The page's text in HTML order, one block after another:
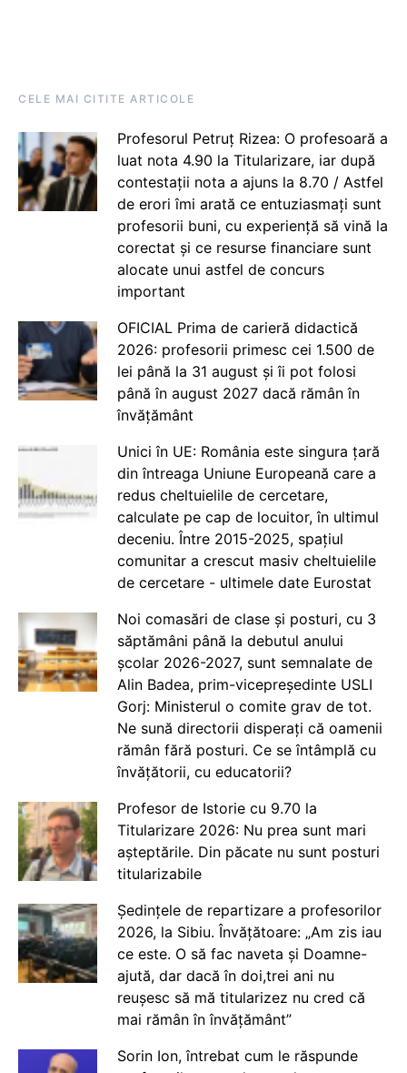
CELE MAI CITITE ARTICOLE
Profesorul Petruț Rizea: O profesoară a
luat nota 4.90 la Titularizare, iar după
contestații nota a ajuns la 8.70 / Astfel
de erori îmi arată ce entuziasmați sunt
profesorii buni, cu experiență să vină la
corectat și ce resurse financiare sunt
alocate unui astfel de concurs
important
OFICIAL Prima de carieră didactică
2026: profesorii primesc cei 1.500 de
lei până la 31 august și îi pot folosi
până în august 2027 dacă rămân în
învățământ
Unici în UE: România este singura țară
din întreaga Uniune Europeană care a
redus cheltuielile de cercetare,
calculate pe cap de locuitor, în ultimul
deceniu. Între 2015-2025, spațiul
comunitar a crescut masiv cheltuielile
de cercetare - ultimele date Eurostat
Noi comasări de clase și posturi, cu 3
săptămâni până la debutul anului
școlar 2026-2027, sunt semnalate de
Alin Badea, prim-vicepreședinte USLI
Gorj: Ministerul o comite grav de tot.
Ne sună directorii disperați că oamenii
rămân fără posturi. Ce se întâmplă cu
învățătorii, cu educatorii?
Profesor de Istorie cu 9.70 la
Titularizare 2026: Nu prea sunt mari
așteptările. Din păcate nu sunt posturi
titularizabile
Ședințele de repartizare a profesorilor
2026, la Sibiu. Învățătoare: „Am zis iau
ce este. O să fac naveta și Doamne-
ajută, dar dacă în doi,trei ani nu
reușesc să mă titularizez nu cred că
mai rămân în învățământ”
Sorin Ion, întrebat cum le răspunde